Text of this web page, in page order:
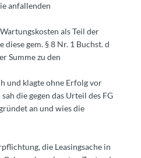
anfallenden
als Teil der
diese gem. § 8 Nr. 1 Buchst. d
Summe zu den
und klagte ohne Erfolg vor
die gegen das Urteil des FG
an und wies die
die Leasingsache in